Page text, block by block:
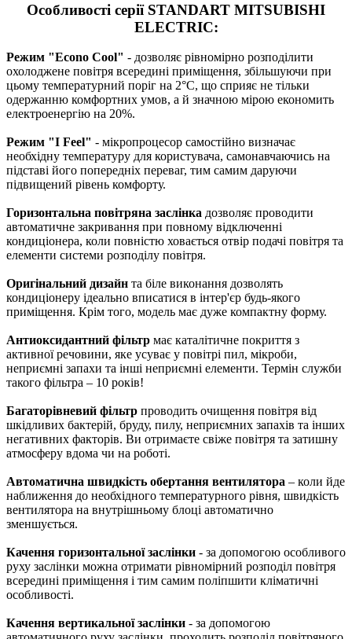
Особливості серії STANDART MITSUBISHI
ELECTRIC:
Режим "Econo Cool" - дозволяє рівномірно розподілити
охолоджене повітря всередині приміщення, збільшуючи при
цьому температурний поріг на 2°C, що сприяє не тільки
одержанню комфортних умов, а й значною мірою економить
електроенергію на 20%.
Режим "I Feel" - мікропроцесор самостійно визначає
необхідну температуру для користувача, самонавчаючись на
підставі його попередніх переваг, тим самим даруючи
підвищений рівень комфорту.
Горизонтальна повітряна заслінка дозволяє проводити
автоматичне закривання при повному відключенні
кондиціонера, коли повністю ховається отвір подачі повітря та
елементи системи розподілу повітря.
Оригінальний дизайн та біле виконання дозволять
кондиціонеру ідеально вписатися в інтер'єр будь-якого
приміщення. Крім того, модель має дуже компактну форму.
Антиоксидантний фільтр має каталітичне покриття з
активної речовини, яке усуває у повітрі пил, мікроби,
неприємні запахи та інші неприємні елементи. Термін служби
такого фільтра – 10 років!
Багаторівневий фільтр проводить очищення повітря від
шкідливих бактерій, бруду, пилу, неприємних запахів та інших
негативних факторів. Ви отримаєте свіже повітря та затишну
атмосферу вдома чи на роботі.
Автоматична швидкість обертання вентилятора – коли йде
наближення до необхідного температурного рівня, швидкість
вентилятора на внутрішньому блоці автоматично
зменшується.
Качення горизонтальної заслінки - за допомогою особливого
руху заслінки можна отримати рівномірний розподіл повітря
всередині приміщення і тим самим поліпшити кліматичні
особливості.
Качення вертикальної заслінки - за допомогою